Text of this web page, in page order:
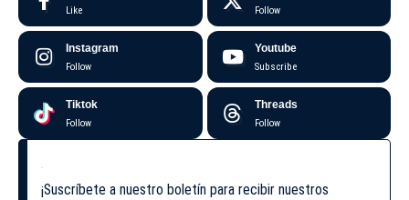
Like Follow
Instagram
Follow
Youtube
Subscribe
Tiktok
Follow
Threads
Follow
¡Suscríbete a nuestro boletín para recibir nuestros